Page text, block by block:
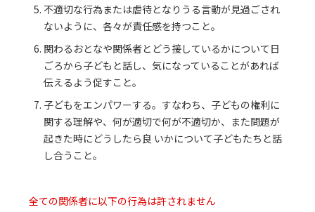
不適切な行為または虐待となりうる言動が見過ごされ
ないように、各々が責任感を持つこと。
関わるおとなや関係者とどう接しているかについて日
ごろから子どもと話し、気になっていることがあれば
伝えるよう促すこと。
子どもをエンパワーする。すなわち、子どもの権利に
関する理解や、何が適切で何が不適切か、また問題が
起きた時にどうしたら良 いかについて子どもたちと話
し合うこと。
全ての関係者に以下の行為は許されません